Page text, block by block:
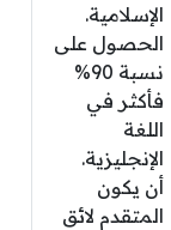
الإسلامية.
الحصول على
نسبة 90%
فأكثر في
اللغة
الإنجليزية.
أن يكون
المتقدم لائق